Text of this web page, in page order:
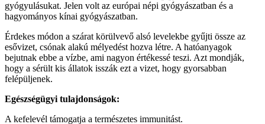
gyógyulásukat. Jelen volt az európai népi gyógyászatban és a
hagyományos kínai gyógyászatban.
Érdekes módon a szárat körülvevő alsó levelekbe gyűjti össze az
esővizet, csónak alakú mélyedést hozva létre. A hatóanyagok
bejutnak ebbe a vízbe, ami nagyon értékessé teszi. Azt mondják,
hogy a sérült kis állatok isszák ezt a vizet, hogy gyorsabban
felépüljenek.
Egészségügyi tulajdonságok:
A kefelevél támogatja a természetes immunitást.